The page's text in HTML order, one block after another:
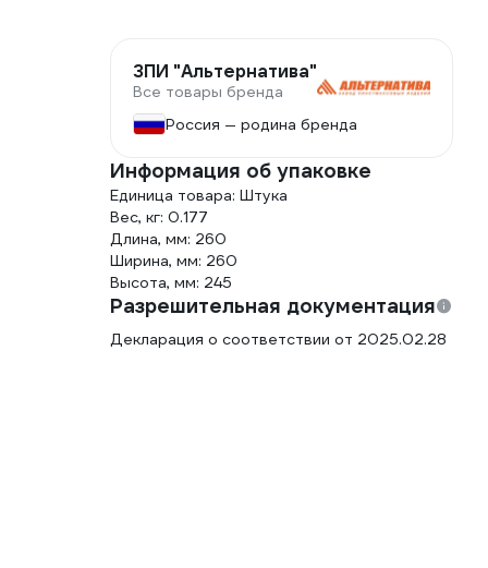
ЗПИ "Альтернатива"
Все товары бренда
Россия — родина бренда
Информация об упаковке
Единица товара: Штука
Вес, кг: 0.177
Длина, мм: 260
Ширина, мм: 260
Высота, мм: 245
Разрешительная документация
Декларация о соответствии от 2025.02.28